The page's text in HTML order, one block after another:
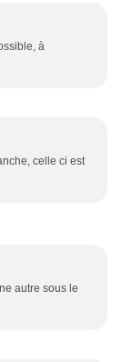
à
celle ci est
autre sous le